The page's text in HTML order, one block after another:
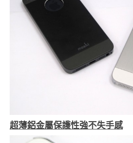
超薄鋁金屬保護性強不失手感